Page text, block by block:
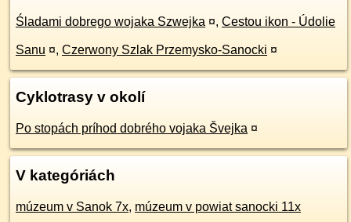
Śladami dobrego wojaka Szwejka ¤, Cestou ikon - Údolie
Sanu ¤, Czerwony Szlak Przemysko-Sanocki ¤
Cyklotrasy v okolí
Po stopách príhod dobrého vojaka Švejka ¤
V kategóriách
múzeum v Sanok 7x, múzeum v powiat sanocki 11x